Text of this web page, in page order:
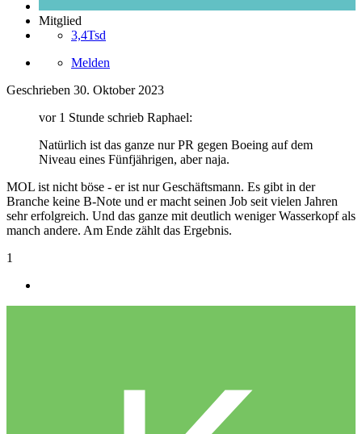
Mitglied
3,4Tsd
Melden
Geschrieben 30. Oktober 2023
vor 1 Stunde schrieb Raphael:
Natürlich ist das ganze nur PR gegen Boeing auf dem
Niveau eines Fünfjährigen, aber naja.
MOL ist nicht böse - er ist nur Geschäftsmann. Es gibt in der
Branche keine B-Note und er macht seinen Job seit vielen Jahren
sehr erfolgreich. Und das ganze mit deutlich weniger Wasserkopf als
manch andere. Am Ende zählt das Ergebnis.
1